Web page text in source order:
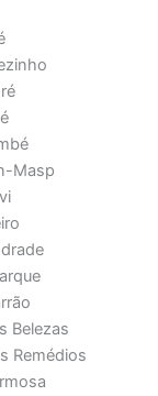
Masp
Belezas
Remédios